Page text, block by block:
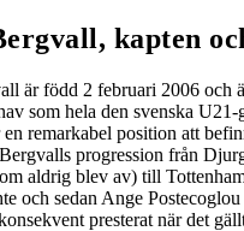
kapten
är född 2 februari 2006 och
som hela den svenska U21-
remarkabel position att
progression från
aldrig blev av) till
och sedan Ange
presterat när det